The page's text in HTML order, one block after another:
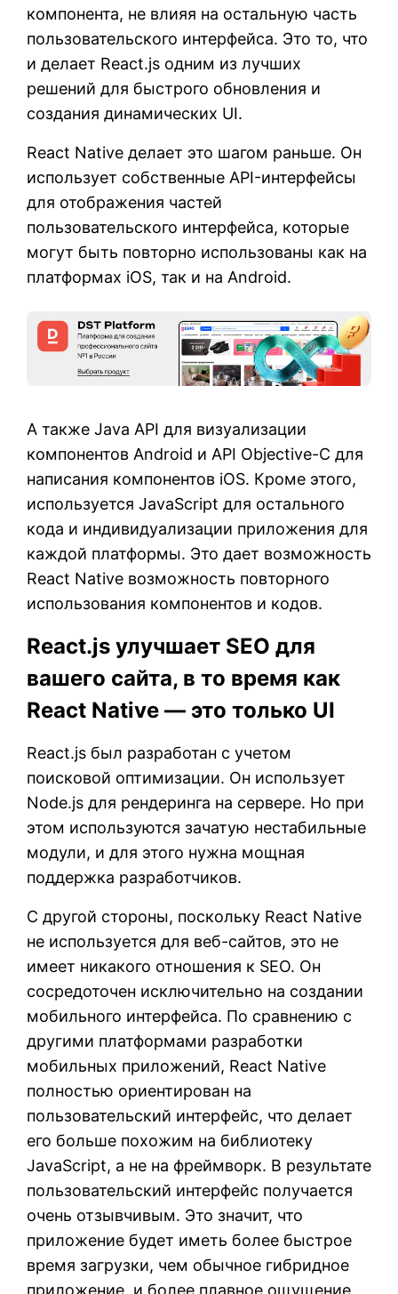
компонента, не влияя на остальную часть
пользовательского интерфейса. Это то, что
и делает React.js одним из лучших
решений для быстрого обновления и
создания динамических UI.
React Native делает это шагом раньше. Он
использует собственные API-интерфейсы
для отображения частей
пользовательского интерфейса, которые
могут быть повторно использованы как на
платформах iOS, так и на Android.
А также Java API для визуализации
компонентов Android и API Objective-C для
написания компонентов iOS. Кроме этого,
используется JavaScript для остального
кода и индивидуализации приложения для
каждой платформы. Это дает возможность
React Native возможность повторного
использования компонентов и кодов.
React.js улучшает SEO для
вашего сайта, в то время как
React Native — это только UI
React.js был разработан с учетом
поисковой оптимизации. Он использует
Node.js для рендеринга на сервере. Но при
этом используются зачатую нестабильные
модули, и для этого нужна мощная
поддержка разработчиков.
С другой стороны, поскольку React Native
не используется для веб-сайтов, это не
имеет никакого отношения к SEO. Он
сосредоточен исключительно на создании
мобильного интерфейса. По сравнению с
другими платформами разработки
мобильных приложений, React Native
полностью ориентирован на
пользовательский интерфейс, что делает
его больше похожим на библиотеку
JavaScript, а не на фреймворк. В результате
пользовательский интерфейс получается
очень отзывчивым. Это значит, что
приложение будет иметь более быстрое
время загрузки, чем обычное гибридное
приложение, и более плавное ощущение